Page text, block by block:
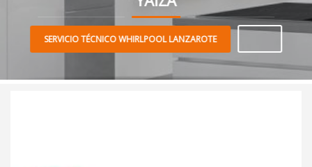
SERVICIO TÉCNICO WHIRLPOOL LANZAROTE